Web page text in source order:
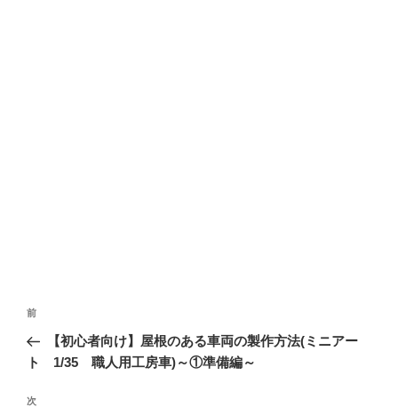
投
ナ
ゲ
前
の
投
前
【初心者向け】屋根のある車両の製作方法(ミニアー
ト 1/35 職人用工房車)～①準備編～
次
次